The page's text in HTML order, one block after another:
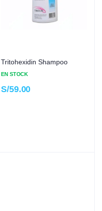
Tritohexidin Shampoo
EN STOCK
S/59.00